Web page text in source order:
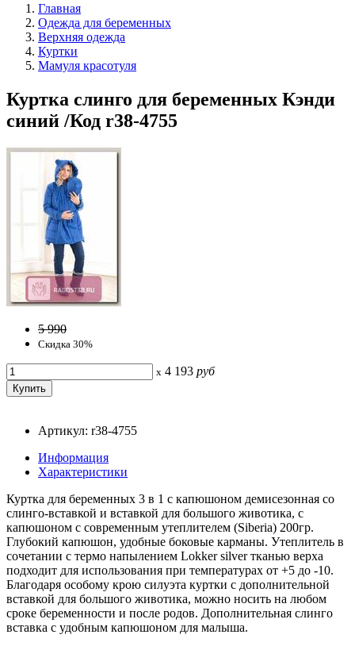
Главная
Одежда для беременных
Верхняя одежда
Куртки
Мамуля красотуля
Куртка слинго для беременных Кэнди
синий /Код r38-4755
5 990
Скидка 30%
x 4 193 руб
Артикул: r38-4755
Информация
Характеристики
Куртка для беременных 3 в 1 с капюшоном демисезонная со
слинго-вставкой и вставкой для большого животика, с
капюшоном с современным утеплителем (Siberia) 200гр.
Глубокий капюшон, удобные боковые карманы. Утеплитель в
сочетании с термо напылением Lokker silver тканью верха
подходит для использования при температурах от +5 до -10.
Благодаря особому крою силуэта куртки с дополнительной
вставкой для большого животика, можно носить на любом
сроке беременности и после родов. Дополнительная слинго
вставка с удобным капюшоном для малыша.